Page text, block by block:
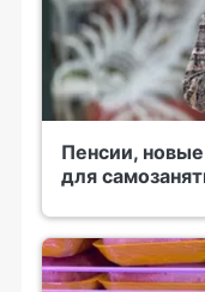
Пенсии,
для